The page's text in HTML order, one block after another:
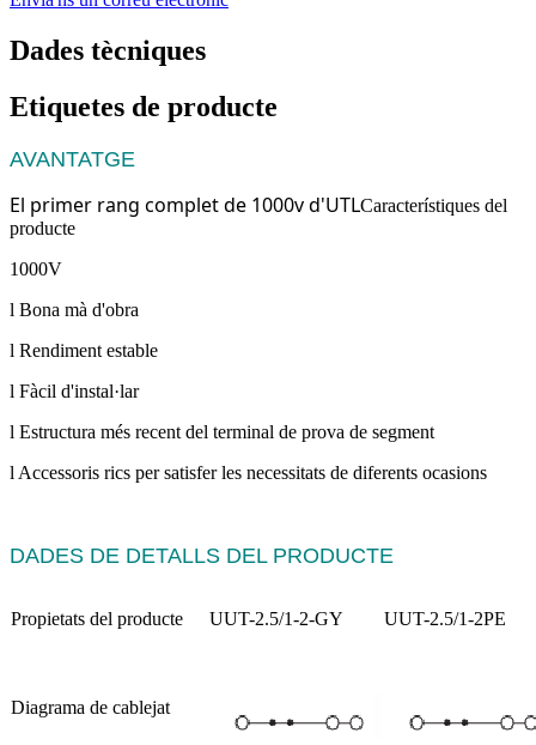
Dades tècniques
Etiquetes de producte
AVANTATGE
El primer rang complet de 1000v d'UTLCaracterístiques del
producte
1000V
l Bona mà d'obra
l Rendiment estable
l Fàcil d'instal·lar
l Estructura més recent del terminal de prova de segment
l Accessoris rics per satisfer les necessitats de diferents ocasions
DADES DE DETALLS DEL PRODUCTE
Propietats del producte UUT-2.5/1-2-GY UUT-2.5/1-2PE
Diagrama de cablejat